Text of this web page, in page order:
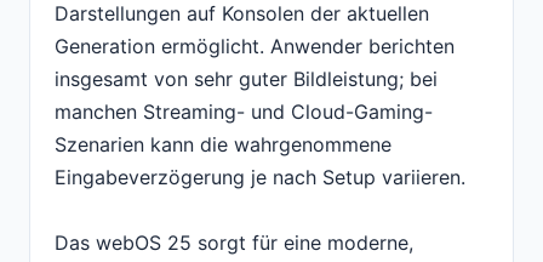
Darstellungen auf Konsolen der aktuellen
Generation ermöglicht. Anwender berichten
insgesamt von sehr guter Bildleistung; bei
manchen Streaming- und Cloud-Gaming-
Szenarien kann die wahrgenommene
Eingabeverzögerung je nach Setup variieren.
Das webOS 25 sorgt für eine moderne,